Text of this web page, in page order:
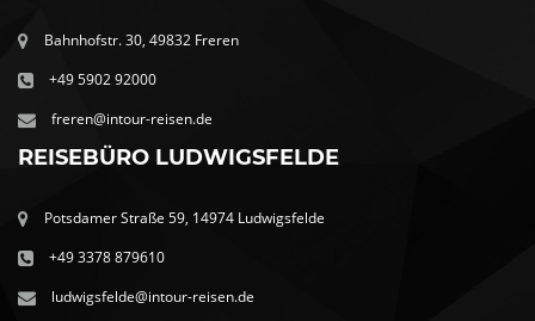
Bahnhofstr. 30, 49832 Freren
+49 5902 92000
freren@intour-reisen.de
REISEBÜRO LUDWIGSFELDE
Potsdamer Straße 59, 14974 Ludwigsfelde
+49 3378 879610
ludwigsfelde@intour-reisen.de